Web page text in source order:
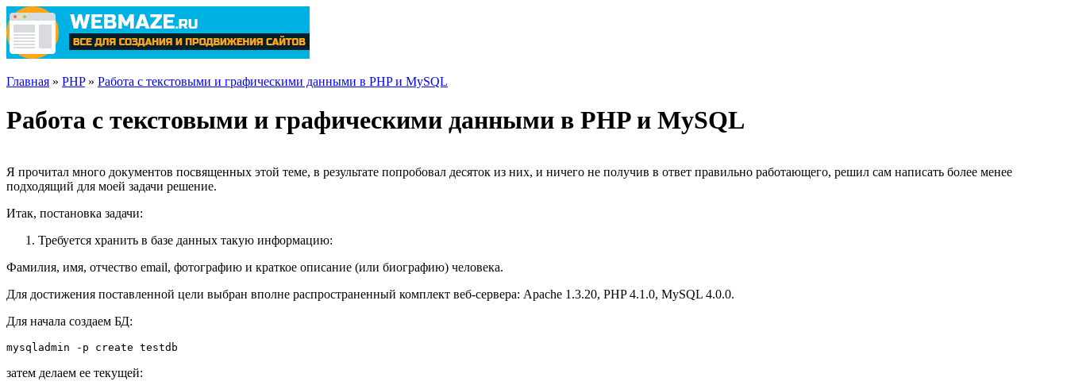
Главная » PHP» Работа с текстовыми и графическими данными в PHP и MySQL
Работа с текстовыми и графическими данными в PHP и MySQL
Я прочитал много документов посвященных этой теме, в результате попробовал десяток из них, и ничего не получив в ответ правильно работающего, решил сам написать более менее
подходящий для моей задачи решение.
Итак, постановка задачи:
Требуется хранить в базе данных такую информацию:
Фамилия, имя, отчество email, фотографию и краткое описание (или биографию) человека.
Для достижения поставленной цели выбран вполне распространенный комплект веб-сервера: Apache 1.3.20, PHP 4.1.0, MySQL 4.0.0.
Для начала создаем БД:
затем делаем ее текущей: